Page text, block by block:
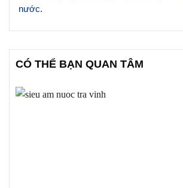
nước.
CÓ THỂ BẠN QUAN TÂM